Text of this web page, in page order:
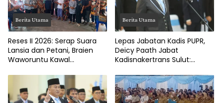
Berita Utama
Reses II 2026: Serap Suara
Lansia dan Petani, Braien
Waworuntu Kawal
Berita Utama
Lepas Jabatan Kadis PUPR,
Deicy Paath Jabat
Kadisnakertrans Sulut:
Benahi BLK!